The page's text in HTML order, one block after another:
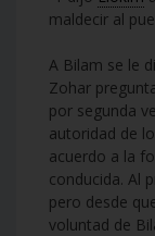
maldecir al
A Bilam se le
Zohar
por segunda
autoridad de
acuerdo a la
conducida. Al
pero desde
voluntad de